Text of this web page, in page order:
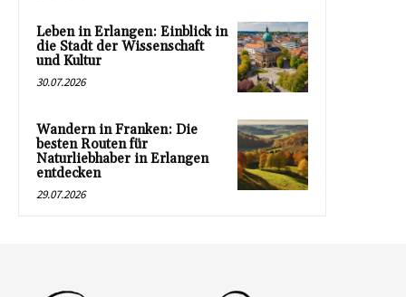
Leben in Erlangen: Einblick in
die Stadt der Wissenschaft
und Kultur
30.07.2026
Wandern in Franken: Die
besten Routen für
Naturliebhaber in Erlangen
entdecken
29.07.2026